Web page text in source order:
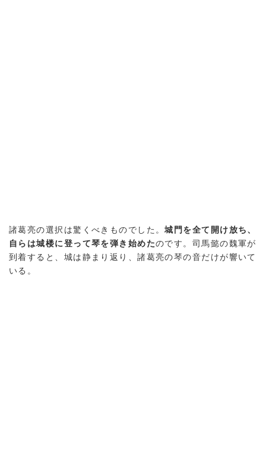
諸葛亮の選択は驚くべきものでした。城門を全て開け放ち、
自らは城楼に登って琴を弾き始めたのです。司馬懿の魏軍が
到着すると、城は静まり返り、諸葛亮の琴の音だけが響いて
いる。